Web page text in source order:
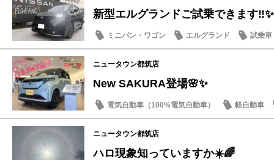
新型エルグランドご試乗できます‼️✨
ミニバン・ワゴン エルグランド
試乗車
話題の情報
ニュータウン都筑店
New SAKURA登場🌸✨
電気自動車（100%電気自動車）
軽自動車
話題の情報
ニュータウン都筑店
ハロ現象知っていますか☀️🌈